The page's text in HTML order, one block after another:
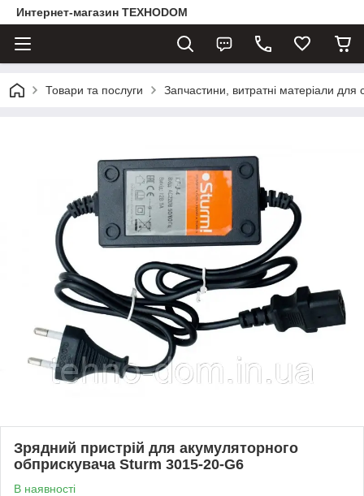
Интернет-магазин ТЕХНОDOM
Товари та послуги Запчастини, витратні матеріали для
Зрядний пристрій для акумуляторного
обприскувача Sturm 3015-20-G6
В наявності